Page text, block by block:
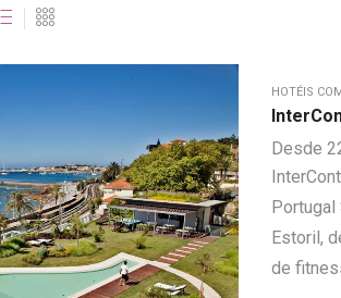
HOTÉIS
Estoril,
de